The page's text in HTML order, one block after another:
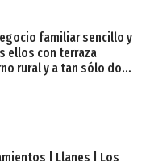
impresionante entorno
para el disfrute del
y folclore, podrá
familiar sencillo y
ellos con terraza
rural y a tan sólo dos
puedes ir andando por
| Llanes | Los